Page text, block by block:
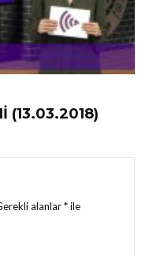
(13.03.2018)
alanlar*ile